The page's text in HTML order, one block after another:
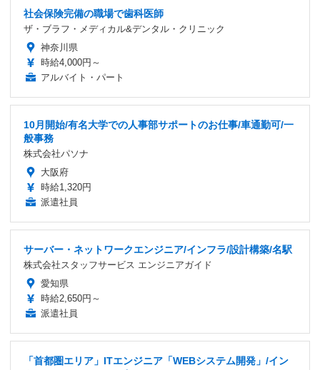
社会保険完備の職場で歯科医師
ザ・ブラフ・メディカル&デンタル・クリニック
神奈川県
時給4,000円～
アルバイト・パート
10月開始/有名大学での人事部サポートのお仕事/車通勤可/一
般事務
株式会社パソナ
大阪府
時給1,320円
派遣社員
サーバー・ネットワークエンジニア/インフラ/設計構築/名駅
株式会社スタッフサービス エンジニアガイド
愛知県
時給2,650円～
派遣社員
「首都圏エリア」ITエンジニア「WEBシステム開発」/イン